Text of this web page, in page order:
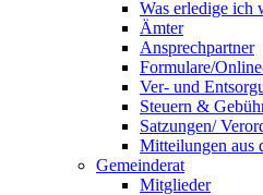
Was erledige ich
Ämter
Ansprechpartner
Formulare/
Ver- und
Steuern &
Satzungen/
Mitteilungen aus
Gemeinderat
Mitglieder